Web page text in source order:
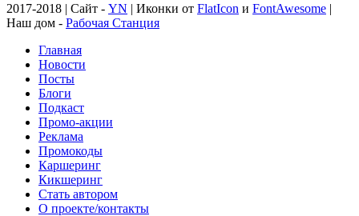
2017-2018 | Сайт - YN | Иконки от FlatIcon и FontAwesome |
Наш дом - Рабочая Станция
Главная
Новости
Посты
Блоги
Подкаст
Промо-акции
Реклама
Промокоды
Каршеринг
Кикшеринг
Стать автором
О проекте/контакты